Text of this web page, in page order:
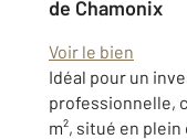
de Chamonix
Voir le bien
Idéal pour un
professionnelle,
m², situé en